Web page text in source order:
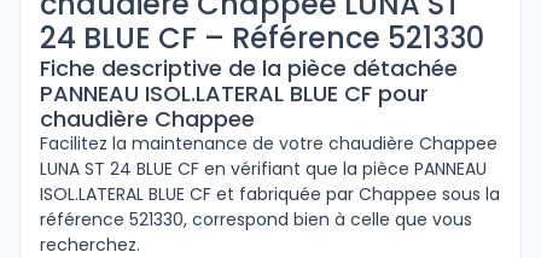
24 BLUE CF – Référence 521330
Fiche descriptive de la pièce détachée
PANNEAU ISOL.LATERAL BLUE CF pour
chaudière Chappee
Facilitez la maintenance de votre chaudière Chappee
LUNA ST 24 BLUE CF en vérifiant que la pièce PANNEAU
ISOL.LATERAL BLUE CF et fabriquée par Chappee sous la
référence 521330, correspond bien à celle que vous
recherchez.